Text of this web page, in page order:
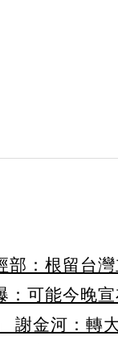
部：根留台
：可能今晚
謝金河：轉